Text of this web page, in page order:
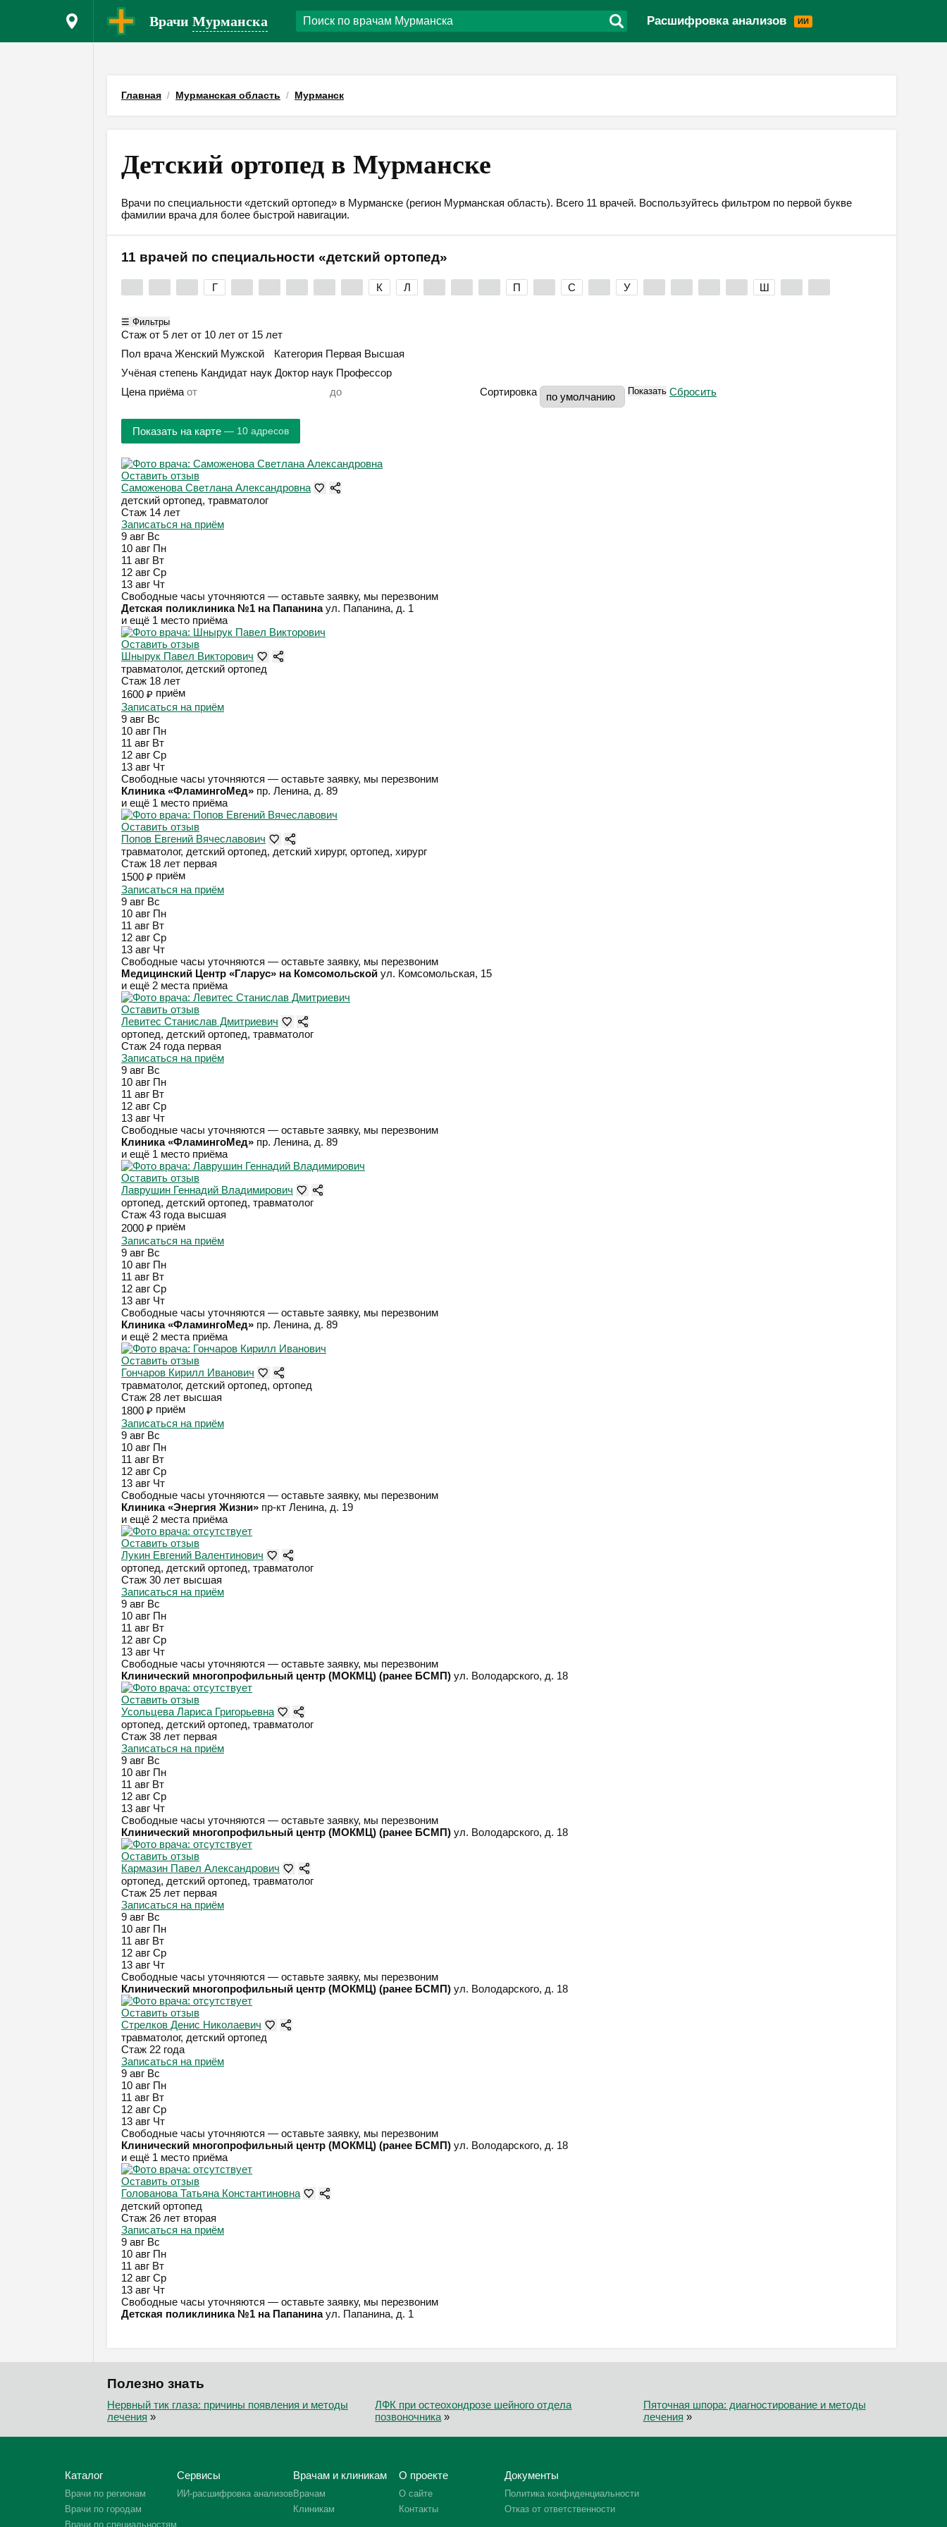
Врачи Мурманска Расшифровка анализов ИИ
Главная Мурманская область Мурманск
Детский ортопед в Мурманске
Врачи по специальности «детский ортопед» в Мурманске (регион Мурманская область). Всего 11 врачей. Воспользуйтесь фильтром по первой букве
фамилии врача для более быстрой навигации.
11 врачей по специальности «детский ортопед»
Г К Л П С У Ш
☰ Фильтры
Стаж от 5 лет от 10 лет от 15 лет
Пол врача Женский Мужской Категория Первая Высшая
Учёная степень Кандидат наук Доктор наук Профессор
Цена приёма
Сортировка Показать Сбросить
Показать на карте — 10 адресов
Оставить отзыв
Саможенова Светлана Александровна
детский ортопед, травматолог
Стаж 14 лет
Записаться на приём
9 авг Вс
10 авг Пн
11 авг Вт
12 авг Ср
13 авг Чт
Свободные часы уточняются — оставьте заявку, мы перезвоним
Детская поликлиника №1 на Папанина ул. Папанина, д. 1
и ещё 1 место приёма
Оставить отзыв
Шнырук Павел Викторович
травматолог, детский ортопед
Стаж 18 лет
1600 ₽ приём
Записаться на приём
9 авг Вс
10 авг Пн
11 авг Вт
12 авг Ср
13 авг Чт
Свободные часы уточняются — оставьте заявку, мы перезвоним
Клиника «ФламингоМед» пр. Ленина, д. 89
и ещё 1 место приёма
Оставить отзыв
Попов Евгений Вячеславович
травматолог, детский ортопед, детский хирург, ортопед, хирург
Стаж 18 лет первая
1500 ₽ приём
Записаться на приём
9 авг Вс
10 авг Пн
11 авг Вт
12 авг Ср
13 авг Чт
Свободные часы уточняются — оставьте заявку, мы перезвоним
Медицинский Центр «Гларус» на Комсомольской ул. Комсомольская, 15
и ещё 2 места приёма
Оставить отзыв
Левитес Станислав Дмитриевич
ортопед, детский ортопед, травматолог
Стаж 24 года первая
Записаться на приём
9 авг Вс
10 авг Пн
11 авг Вт
12 авг Ср
13 авг Чт
Свободные часы уточняются — оставьте заявку, мы перезвоним
Клиника «ФламингоМед» пр. Ленина, д. 89
и ещё 1 место приёма
Оставить отзыв
Лаврушин Геннадий Владимирович
ортопед, детский ортопед, травматолог
Стаж 43 года высшая
2000 ₽ приём
Записаться на приём
9 авг Вс
10 авг Пн
11 авг Вт
12 авг Ср
13 авг Чт
Свободные часы уточняются — оставьте заявку, мы перезвоним
Клиника «ФламингоМед» пр. Ленина, д. 89
и ещё 2 места приёма
Оставить отзыв
Гончаров Кирилл Иванович
травматолог, детский ортопед, ортопед
Стаж 28 лет высшая
1800 ₽ приём
Записаться на приём
9 авг Вс
10 авг Пн
11 авг Вт
12 авг Ср
13 авг Чт
Свободные часы уточняются — оставьте заявку, мы перезвоним
Клиника «Энергия Жизни» пр-кт Ленина, д. 19
и ещё 2 места приёма
Оставить отзыв
Лукин Евгений Валентинович
ортопед, детский ортопед, травматолог
Стаж 30 лет высшая
Записаться на приём
9 авг Вс
10 авг Пн
11 авг Вт
12 авг Ср
13 авг Чт
Свободные часы уточняются — оставьте заявку, мы перезвоним
Клинический многопрофильный центр (МОКМЦ) (ранее БСМП) ул. Володарского, д. 18
Оставить отзыв
Усольцева Лариса Григорьевна
ортопед, детский ортопед, травматолог
Стаж 38 лет первая
Записаться на приём
9 авг Вс
10 авг Пн
11 авг Вт
12 авг Ср
13 авг Чт
Свободные часы уточняются — оставьте заявку, мы перезвоним
Клинический многопрофильный центр (МОКМЦ) (ранее БСМП) ул. Володарского, д. 18
Оставить отзыв
Кармазин Павел Александрович
ортопед, детский ортопед, травматолог
Стаж 25 лет первая
Записаться на приём
9 авг Вс
10 авг Пн
11 авг Вт
12 авг Ср
13 авг Чт
Свободные часы уточняются — оставьте заявку, мы перезвоним
Клинический многопрофильный центр (МОКМЦ) (ранее БСМП) ул. Володарского, д. 18
Оставить отзыв
Стрелков Денис Николаевич
травматолог, детский ортопед
Стаж 22 года
Записаться на приём
9 авг Вс
10 авг Пн
11 авг Вт
12 авг Ср
13 авг Чт
Свободные часы уточняются — оставьте заявку, мы перезвоним
Клинический многопрофильный центр (МОКМЦ) (ранее БСМП) ул. Володарского, д. 18
и ещё 1 место приёма
Оставить отзыв
Голованова Татьяна Константиновна
детский ортопед
Стаж 26 лет вторая
Записаться на приём
9 авг Вс
10 авг Пн
11 авг Вт
12 авг Ср
13 авг Чт
Свободные часы уточняются — оставьте заявку, мы перезвоним
Детская поликлиника №1 на Папанина ул. Папанина, д. 1
Полезно знать
Нервный тик глаза: причины появления и методы
лечения »
ЛФК при остеохондрозе шейного отдела
позвоночника »
Пяточная шпора: диагностирование и методы
лечения »
Каталог
Врачи по регионам
Врачи по городам
Врачи по специальностям
Сервисы
ИИ-расшифровка анализов
Врачам и клиникам
Врачам
Клиникам
О проекте
О сайте
Контакты
Документы
Политика конфиденциальности
Отказ от ответственности